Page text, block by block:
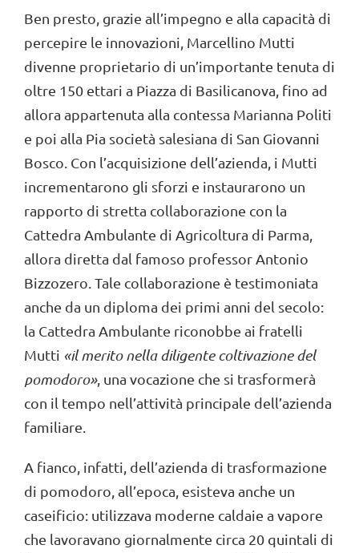
Ben presto, grazie all’impegno e alla capacità di
percepire le innovazioni, Marcellino Mutti
divenne proprietario di un’importante tenuta di
oltre 150 ettari a Piazza di Basilicanova, fino ad
allora appartenuta alla contessa Marianna Politi
e poi alla Pia società salesiana di San Giovanni
Bosco. Con l’acquisizione dell’azienda, i Mutti
incrementarono gli sforzi e instaurarono un
rapporto di stretta collaborazione con la
Cattedra Ambulante di Agricoltura di Parma,
allora diretta dal famoso professor Antonio
Bizzozero. Tale collaborazione è testimoniata
anche da un diploma dei primi anni del secolo:
la Cattedra Ambulante riconobbe ai fratelli
Mutti «il merito nella diligente coltivazione del
pomodoro», una vocazione che si trasformerà
con il tempo nell’attività principale dell’azienda
familiare.
A fianco, infatti, dell’azienda di trasformazione
di pomodoro, all’epoca, esisteva anche un
caseificio: utilizzava moderne caldaie a vapore
che lavoravano giornalmente circa 20 quintali di